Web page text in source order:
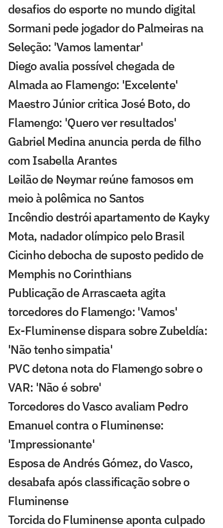
desafios do esporte no mundo digital
Sormani pede jogador do Palmeiras na
Seleção: 'Vamos lamentar'
Diego avalia possível chegada de
Almada ao Flamengo: 'Excelente'
Maestro Júnior critica José Boto, do
Flamengo: 'Quero ver resultados'
Gabriel Medina anuncia perda de filho
com Isabella Arantes
Leilão de Neymar reúne famosos em
meio à polêmica no Santos
Incêndio destrói apartamento de Kayky
Mota, nadador olímpico pelo Brasil
Cicinho debocha de suposto pedido de
Memphis no Corinthians
Publicação de Arrascaeta agita
torcedores do Flamengo: 'Vamos'
Ex-Fluminense dispara sobre Zubeldía:
'Não tenho simpatia'
PVC detona nota do Flamengo sobre o
VAR: 'Não é sobre'
Torcedores do Vasco avaliam Pedro
Emanuel contra o Fluminense:
'Impressionante'
Esposa de Andrés Gómez, do Vasco,
desabafa após classificação sobre o
Fluminense
Torcida do Fluminense aponta culpado